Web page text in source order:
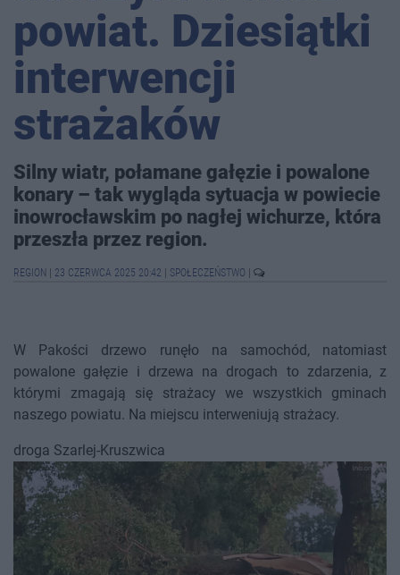
powiat. Dziesiątki
interwencji
strażaków
Silny wiatr, połamane gałęzie i powalone
konary – tak wygląda sytuacja w powiecie
inowrocławskim po nagłej wichurze, która
przeszła przez region.
REGION 23 CZERWCA 2025 20:42 SPOŁECZEŃSTWO
W Pakości drzewo runęło na samochód, natomiast
powalone gałęzie i drzewa na drogach to zdarzenia, z
którymi zmagają się strażacy we wszystkich gminach
naszego powiatu. Na miejscu interweniują strażacy.
droga Szarlej-Kruszwica